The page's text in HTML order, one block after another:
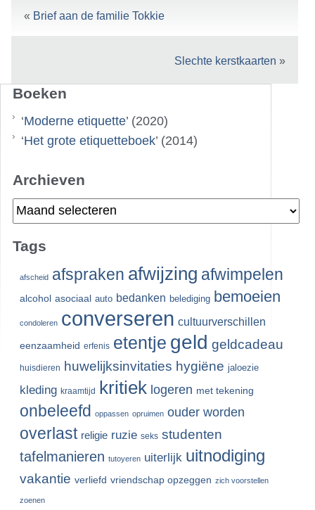
« Brief aan de familie Tokkie
Slechte kerstkaarten »
Boeken
‘Moderne etiquette’ (2020)
‘Het grote etiquetteboek’ (2014)
Archieven
Archieven
Tags
afscheid afspraken afwijzing afwimpelen
alcohol asociaal auto bedanken belediging bemoeien
condoleren converseren cultuurverschillen
eenzaamheid erfenis etentje geld geldcadeau
huisdieren huwelijksinvitaties hygiëne jaloezie
kleding kraamtijd kritiek logeren met tekening
onbeleefd oppassen opruimen ouder worden
overlast religie ruzie seks studenten
tafelmanieren tutoyeren uiterlijk uitnodiging
vakantie verliefd vriendschap opzeggen zich voorstellen
zoenen